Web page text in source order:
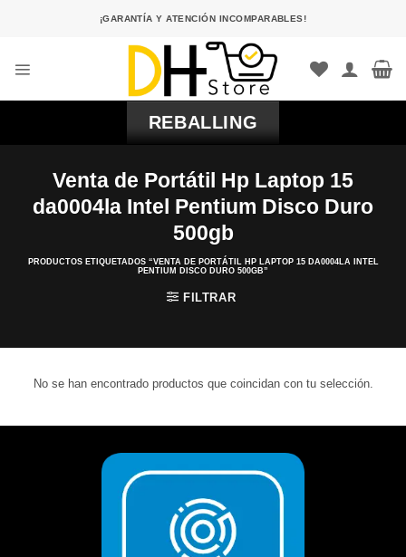
¡GARANTÍA Y ATENCIÓN INCOMPARABLES!
REBALLING
Venta de Portátil Hp Laptop 15
da0004la Intel Pentium Disco Duro
500gb
PRODUCTOS ETIQUETADOS “VENTA DE PORTÁTIL HP LAPTOP 15 DA0004LA INTEL
PENTIUM DISCO DURO 500GB”
FILTRAR
No se han encontrado productos que coincidan con tu selección.